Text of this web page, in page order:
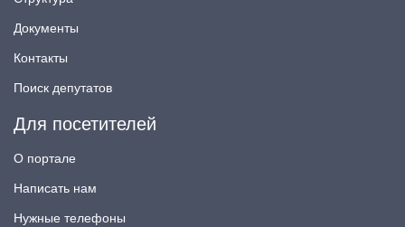
Документы
Контакты
Поиск депутатов
Для посетителей
О портале
Написать нам
Нужные телефоны